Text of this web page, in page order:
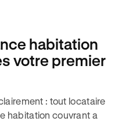
habitation
votre premier
: tout locataire
habitation couvrant a